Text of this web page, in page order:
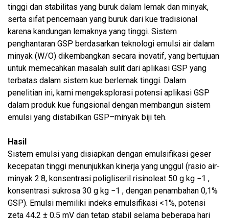
tinggi dan stabilitas yang buruk dalam lemak dan minyak,
serta sifat pencernaan yang buruk dari kue tradisional
karena kandungan lemaknya yang tinggi. Sistem
penghantaran GSP berdasarkan teknologi emulsi air dalam
minyak (W/O) dikembangkan secara inovatif, yang bertujuan
untuk memecahkan masalah sulit dari aplikasi GSP yang
terbatas dalam sistem kue berlemak tinggi. Dalam
penelitian ini, kami mengeksplorasi potensi aplikasi GSP
dalam produk kue fungsional dengan membangun sistem
emulsi yang distabilkan GSP–minyak biji teh.
Hasil
Sistem emulsi yang disiapkan dengan emulsifikasi geser
kecepatan tinggi menunjukkan kinerja yang unggul (rasio air-
minyak 2:8, konsentrasi poligliseril risinoleat 50 g kg −1 ,
konsentrasi sukrosa 30 g kg −1 , dengan penambahan 0,1%
GSP). Emulsi memiliki indeks emulsifikasi <1%, potensi
zeta 44,2 ± 0,5 mV dan tetap stabil selama beberapa hari